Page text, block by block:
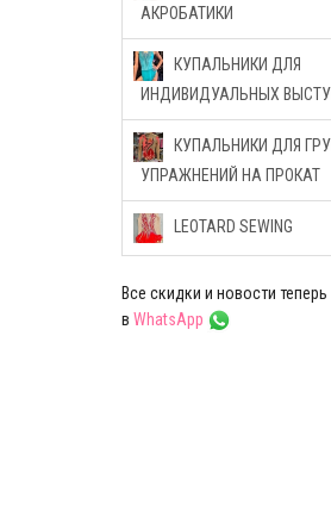
АКРОБАТИКИ
КУПАЛЬНИКИ ДЛЯ
ИНДИВИДУАЛЬНЫХ
КУПАЛЬНИКИ ДЛЯ
УПРАЖНЕНИЙ НА ПРОКАТ
LEOTARD SEWING
Все скидки и новости теперь
в WhatsApp